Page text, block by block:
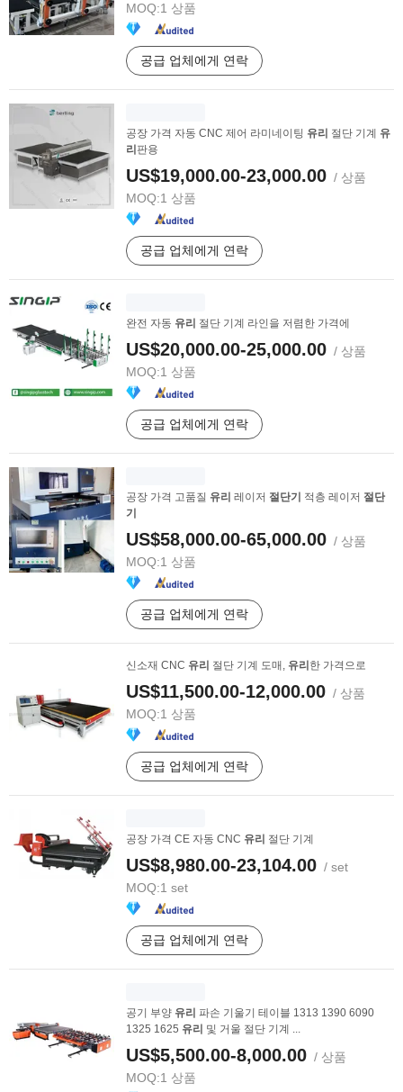
MOQ:1 상품
공급 업체에게 연락
공장 가격 자동 CNC 제어 라미네이팅 유리 절단 기계 유
리 판용
US$19,000.00-23,000.00 / 상품
MOQ:1 상품
공급 업체에게 연락
완전 자동 유리 절단 기계 라인을 저렴한 가격에
US$20,000.00-25,000.00 / 상품
MOQ:1 상품
공급 업체에게 연락
공장 가격 고품질 유리 레이저 절단기 적층 레이저 절단
기
US$58,000.00-65,000.00 / 상품
MOQ:1 상품
공급 업체에게 연락
신소재 CNC 유리 절단 기계 도매, 유리 한 가격으로
US$11,500.00-12,000.00 / 상품
MOQ:1 상품
공급 업체에게 연락
공장 가격 CE 자동 CNC 유리 절단 기계
US$8,980.00-23,104.00 / set
MOQ:1 set
공급 업체에게 연락
공기 부양 유리 파손 기울기 테이블 1313 1390 6090
1325 1625 유리 및 거울 절단 기계 ...
US$5,500.00-8,000.00 / 상품
MOQ:1 상품